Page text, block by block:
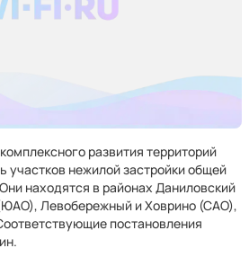
развития территорий
участков нежилой застройки общей
находятся в районах Даниловский
Левобережный и Ховрино (САО),
постановления